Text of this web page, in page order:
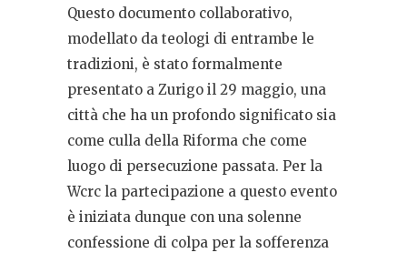
Questo documento collaborativo,
modellato da teologi di entrambe le
tradizioni, è stato formalmente
presentato a Zurigo il 29 maggio, una
città che ha un profondo significato sia
come culla della Riforma che come
luogo di persecuzione passata. Per la
Wcrc la partecipazione a questo evento
è iniziata dunque con una solenne
confessione di colpa per la sofferenza